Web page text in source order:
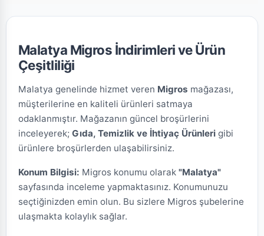
Malatya Migros İndirimleri ve Ürün
Çeşitliliği
Malatya genelinde hizmet veren Migros mağazası,
müşterilerine en kaliteli ürünleri satmaya
odaklanmıştır. Mağazanın güncel broşürlerini
inceleyerek; Gıda, Temizlik ve İhtiyaç Ürünleri gibi
ürünlere broşürlerden ulaşabilirsiniz.
Konum Bilgisi: Migros konumu olarak "Malatya"
sayfasında inceleme yapmaktasınız. Konumunuzu
seçtiğinizden emin olun. Bu sizlere Migros şubelerine
ulaşmakta kolaylık sağlar.